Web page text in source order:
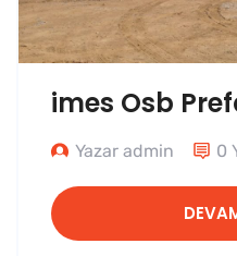
imes Osb
Yazar admin 0